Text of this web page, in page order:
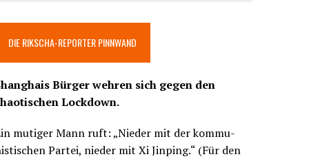
DIE RIKSCHA-REPORTER PINNWAND
Bürger wehren sich gegen den
Lockdown.
mutiger Mann ruft: „Nieder mit der kommu-
Partei, nieder mit Xi Jinping.“ (Für den